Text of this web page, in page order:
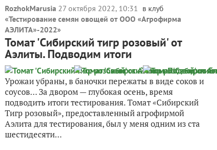
RozhokMarusia 27 октября 2022, 10:31 в клуб
«Тестирование семян овощей от ООО «Агрофирма
АЭЛИТА»-2022»
Томат 'Сибирский тигр розовый' от
Аэлиты. Подводим итоги
Урожаи убраны, в баночки пережаты в виде соков и
соусов… За двором — глубокая осень, время
подводить итоги тестирования. Томат «Сибирский
Тигр розовый», предоставленный агрофирмой
Аэлита для тестирования, был у меня одним из ста
шестидесяти...